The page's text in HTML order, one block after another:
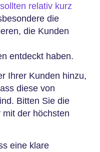
relativ kurz
die
die Kunden
entdeckt haben.
Ihrer Kunden hinzu,
diese von
Bitten Sie die
der höchsten
eine klare